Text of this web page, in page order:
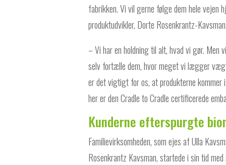
fabrikken. Vi vil gerne følge dem hele
produktudvikler, Dorte Rosenkrantz-Kavsman.
– Vi har en holdning til alt, hvad vi gør. Men
selv fortælle dem, hvor meget vi lægger
er det vigtigt for os, at produkterne kommer
her er den Cradle to Cradle certificerede
Kunderne efterspurgte
Familievirksomheden, som ejes af Ulla
Rosenkrantz Kavsman, startede i sin tid